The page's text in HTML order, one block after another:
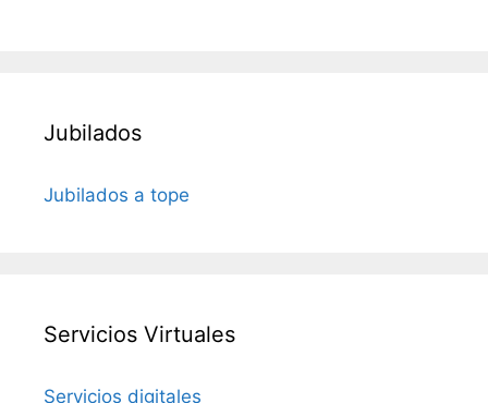
Jubilados
Jubilados a tope
Servicios Virtuales
Servicios digitales